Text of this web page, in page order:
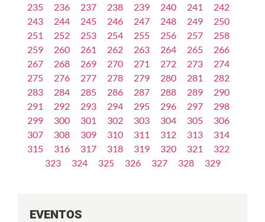
235
236 237 238 239 240 241
242
243
244 245 246 247 248 249
250
251
252 253 254 255 256 257
258
259
260 261 262 263 264 265
266
267
268 269 270 271 272 273
274
275
276 277 278 279 280 281
282
283
284 285 286 287 288 289
290
291
292 293 294 295 296 297
298
299
300 301 302 303 304 305
306
307
308 309 310 311 312 313
314
315
316 317 318 319 320 321
322
323
324 325 326 327 328 329
EVENTOS